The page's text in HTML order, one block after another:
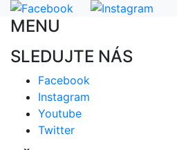
MENU
SLEDUJTE NÁS
Facebook
Instagram
Youtube
Twitter